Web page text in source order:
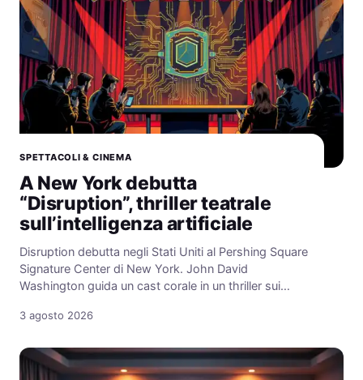
SPETTACOLI & CINEMA
A New York debutta
“Disruption”, thriller teatrale
sull’intelligenza artificiale
Disruption debutta negli Stati Uniti al Pershing Square
Signature Center di New York. John David
Washington guida un cast corale in un thriller sui…
3 agosto 2026